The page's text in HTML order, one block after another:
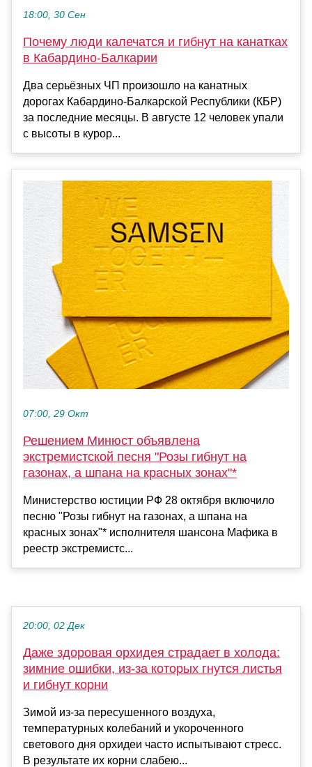
18:00, 30 Сен
Почему люди калечатся и гибнут на канатках
в Кабардино-Балкарии
Два серьёзных ЧП произошло на канатных
дорогах Кабардино-Балкарской Республики (КБР)
за последние месяцы. В августе 12 человек упали
с высоты в курор...
07:00, 29 Окт
Решением Минюст объявлена
экстремистской песня "Розы гибнут на
газонах, а шпана на красных зонах"*
Министерство юстиции РФ 28 октября включило
песню "Розы гибнут на газонах, а шпана на
красных зонах"* исполнителя шансона Мафика в
реестр экстремистс...
20:00, 02 Дек
Даже здоровая орхидея страдает в холода:
зимние ошибки, из-за которых гнутся листья
и гибнут корни
Зимой из-за пересушенного воздуха,
температурных колебаний и укороченного
светового дня орхидеи часто испытывают стресс.
В результате их корни слабею...